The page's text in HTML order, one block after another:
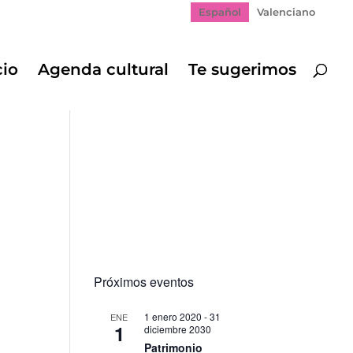
Español Valenciano
Agenda cultural Te sugerimos
Próximos eventos
ENE
1
1 enero 2020 -31
diciembre 2030
Patrimonio